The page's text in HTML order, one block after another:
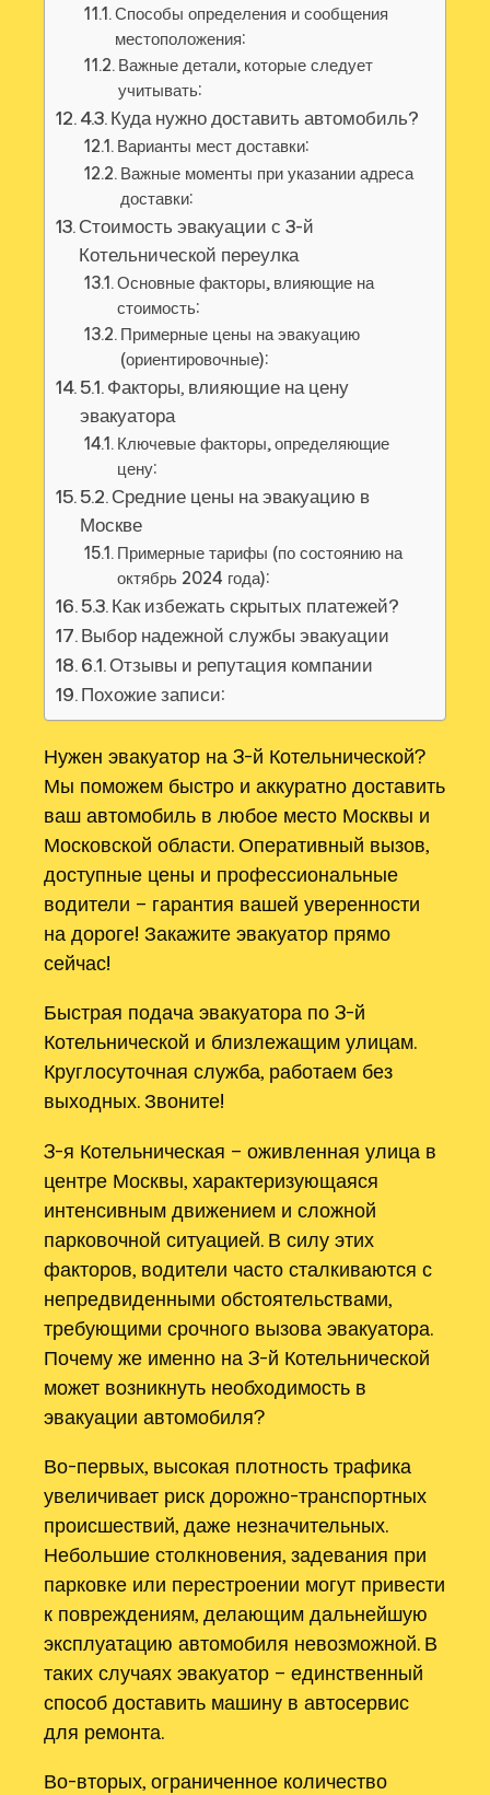
Способы определения и сообщения
местоположения:
Важные детали, которые следует
учитывать:
4.3. Куда нужно доставить автомобиль?
Варианты мест доставки:
Важные моменты при указании адреса
доставки:
Стоимость эвакуации с 3-й
Котельнической переулка
Основные факторы, влияющие на
стоимость:
Примерные цены на эвакуацию
(ориентировочные):
5.1. Факторы, влияющие на цену
эвакуатора
Ключевые факторы, определяющие
цену:
5.2. Средние цены на эвакуацию в
Москве
Примерные тарифы (по состоянию на
октябрь 2024 года):
5.3. Как избежать скрытых платежей?
Выбор надежной службы эвакуации
6.1. Отзывы и репутация компании
Похожие записи:
Нужен эвакуатор на 3-й Котельнической?
Мы поможем быстро и аккуратно доставить
ваш автомобиль в любое место Москвы и
Московской области. Оперативный вызов,
доступные цены и профессиональные
водители – гарантия вашей уверенности
на дороге! Закажите эвакуатор прямо
сейчас!
Быстрая подача эвакуатора по 3-й
Котельнической и близлежащим улицам.
Круглосуточная служба, работаем без
выходных. Звоните!
3-я Котельническая – оживленная улица в
центре Москвы, характеризующаяся
интенсивным движением и сложной
парковочной ситуацией. В силу этих
факторов, водители часто сталкиваются с
непредвиденными обстоятельствами,
требующими срочного вызова эвакуатора.
Почему же именно на 3-й Котельнической
может возникнуть необходимость в
эвакуации автомобиля?
Во-первых, высокая плотность трафика
увеличивает риск дорожно-транспортных
происшествий, даже незначительных.
Небольшие столкновения, задевания при
парковке или перестроении могут привести
к повреждениям, делающим дальнейшую
эксплуатацию автомобиля невозможной. В
таких случаях эвакуатор – единственный
способ доставить машину в автосервис
для ремонта.
Во-вторых, ограниченное количество